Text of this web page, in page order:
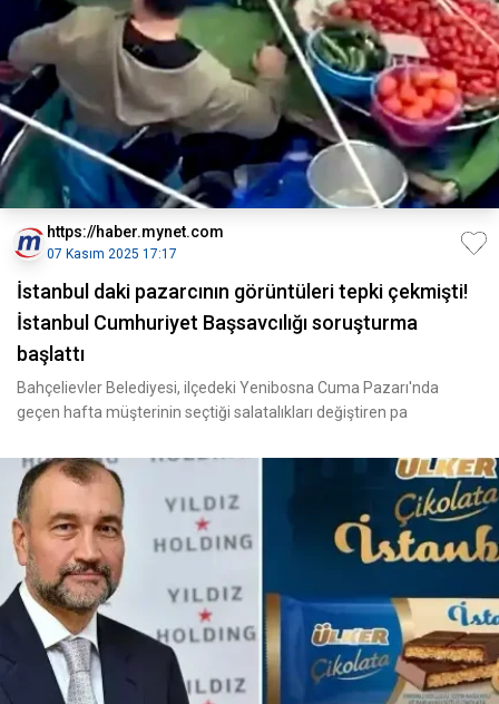
https://haber.mynet.com
07 Kasım 2025 17:17
İstanbul daki pazarcının görüntüleri tepki çekmişti!
İstanbul Cumhuriyet Başsavcılığı soruşturma
başlattı
Bahçelievler Belediyesi, ilçedeki Yenibosna Cuma Pazarı'nda
geçen hafta müşterinin seçtiği salatalıkları değiştiren pa